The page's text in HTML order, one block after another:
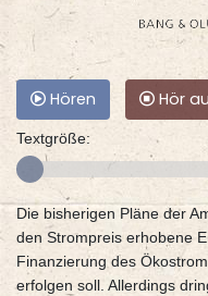
Hören Hör
Textgröße:
Die bisherigen Pläne der
den Strompreis erhobene
Finanzierung des
erfolgen soll. Allerdings